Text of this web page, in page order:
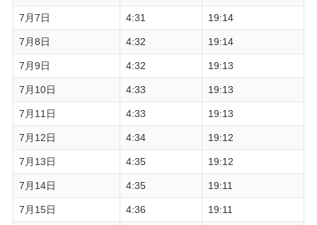
7月7日 4:31 19:14
7月8日 4:32 19:14
7月9日 4:32 19:13
7月10日 4:33 19:13
7月11日 4:33 19:13
7月12日 4:34 19:12
7月13日 4:35 19:12
7月14日 4:35 19:11
7月15日 4:36 19:11